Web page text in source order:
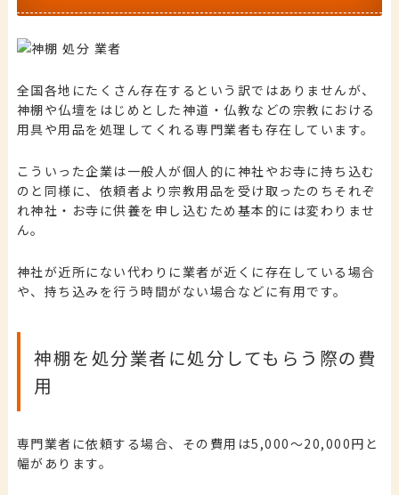
全国各地にたくさん存在するという訳ではありませんが、
神棚や仏壇をはじめとした神道・仏教などの宗教における
用具や用品を処理してくれる専門業者も存在しています。
こういった企業は一般人が個人的に神社やお寺に持ち込む
のと同様に、依頼者より宗教用品を受け取ったのちそれぞ
れ神社・お寺に供養を申し込むため基本的には変わりませ
ん。
神社が近所にない代わりに業者が近くに存在している場合
や、持ち込みを行う時間がない場合などに有用です。
神棚を処分業者に処分してもらう際の費
用
専門業者に依頼する場合、その費用は5,000〜20,000円と
幅があります。